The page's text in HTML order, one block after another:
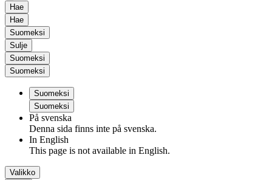
Hae
Hae
Suomeksi
Sulje
Suomeksi
Suomeksi
Suomeksi
Suomeksi
På svenska
Denna sida finns inte på svenska.
In English
This page is not available in English.
Valikko